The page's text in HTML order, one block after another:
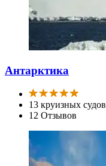
Антарктика
13 круизных судов
12 Отзывов